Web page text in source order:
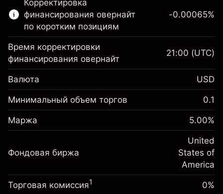
Маржа. Ваши
инвестиции
$1,000.00
Корректировка за
овернайт
Сборы рассчитываются от
полной стоимости позиции
%
(-$4.31)
~$20,000.00
$19,000.00
Корректировка
финансирования овернайт
по коротким позициям
Маржа. Ваши
инвестиции
$1,000.00
овернайт
полной стоимости позиции
-0.000654
%
(-$0.13)
Размер сделки с левереджем
-0.00065%
Время корректировки
финансирования овернайт
21:00 (UTC)
Валюта USD
Минимальный объем торгов 0.1
Маржа 5.00%
Фондовая биржа
United
States of
America
Торговая комиссия1 0%